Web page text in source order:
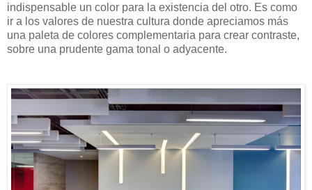
indispensable un color para la existencia del otro. Es como
ir a los valores de nuestra cultura donde apreciamos más
una paleta de colores complementaria para crear contraste,
sobre una prudente gama tonal o adyacente.